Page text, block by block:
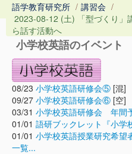
語学教育研究所 / 講習会 /
2023-08-12 (土) 「型づくり
ら話す活動へ
小学校英語のイベント
08/23 小学校英語研修会⑤ [混]
09/27 小学校英語研修会⑥ [空]
03/31 小学校英語研修会 年間
01/01 語研ブックレット『小学
01/01 小学校英語授業研究希望
一覧...